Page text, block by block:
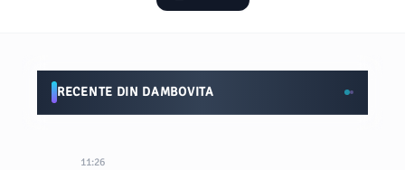
RECENTE DIN DAMBOVITA
11:26